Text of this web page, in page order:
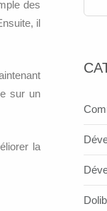
des
il
sur un
la